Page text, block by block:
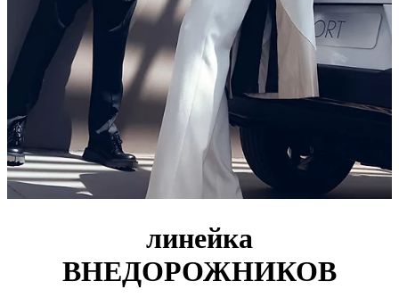
линейка
ВНЕДОРОЖНИКОВ